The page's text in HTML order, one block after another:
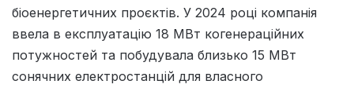
біоенергетичних проєктів. У 2024 році компанія
ввела в експлуатацію 18 МВт когенераційних
потужностей та побудувала близько 15 МВт
сонячних електростанцій для власного